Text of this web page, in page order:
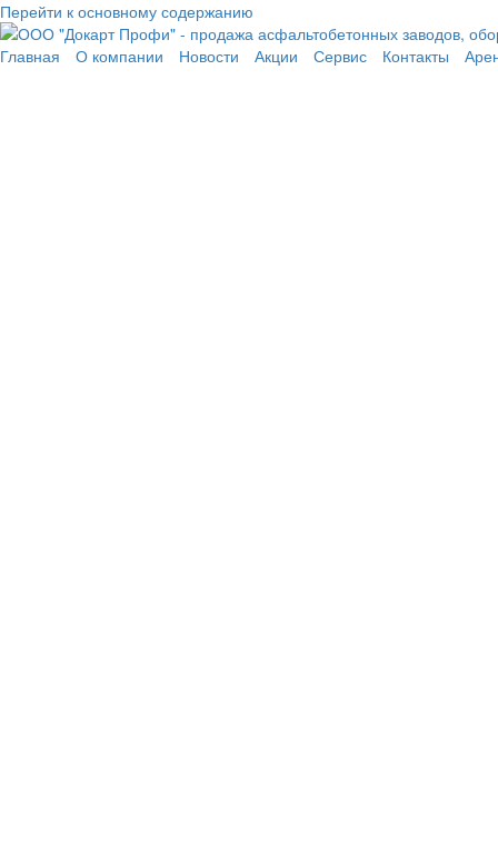
Перейти к основному содержанию
Главная
О компании Новости Акции Сервис Контакты